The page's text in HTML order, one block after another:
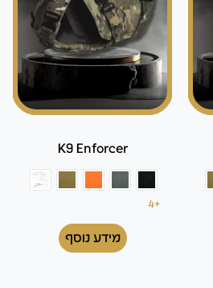
K9 Enforcer
+4
מידע נוסף